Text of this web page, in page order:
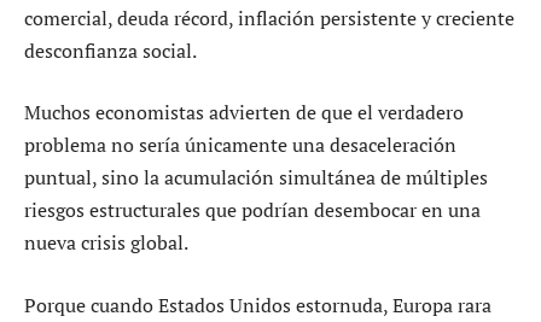
comercial, deuda récord, inflación persistente y creciente
desconfianza social.
Muchos economistas advierten de que el verdadero
problema no sería únicamente una desaceleración
puntual, sino la acumulación simultánea de múltiples
riesgos estructurales que podrían desembocar en una
nueva crisis global.
Porque cuando Estados Unidos estornuda, Europa rara